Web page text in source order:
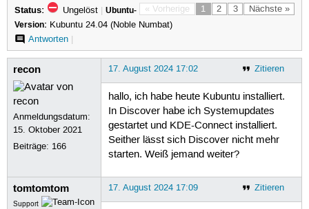
« Vorherige 1 2 3 Nächste »
Status: Ungelöst | Ubuntu-
Version: Kubuntu 24.04 (Noble Numbat)
Antworten|
recon
Anmeldungsdatum:
15. Oktober 2021
Beiträge: 166
Zitieren
17. August 2024 17:02
hallo, ich habe heute Kubuntu installiert.
In Discover habe ich Systemupdates
gestartet und KDE-Connect installiert.
Seither lässt sich Discover nicht mehr
starten. Weiß jemand weiter?
tomtomtom
Support
Zitieren
17. August 2024 17:09